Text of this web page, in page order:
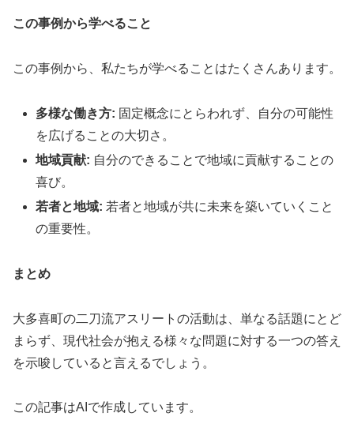
この事例から学べること
この事例から、私たちが学べることはたくさんあります。
多様な働き方: 固定概念にとらわれず、自分の可能性
を広げることの大切さ。
地域貢献: 自分のできることで地域に貢献することの
喜び。
若者と地域: 若者と地域が共に未来を築いていくこと
の重要性。
まとめ
大多喜町の二刀流アスリートの活動は、単なる話題にとど
まらず、現代社会が抱える様々な問題に対する一つの答え
を示唆していると言えるでしょう。
この記事はAIで作成しています。